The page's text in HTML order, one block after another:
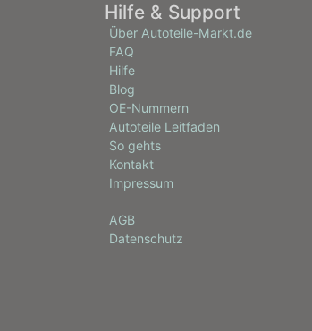
Hilfe & Support
Über Autoteile-Markt.de
FAQ
Hilfe
Blog
OE-Nummern
Autoteile Leitfaden
So gehts
Kontakt
Impressum
AGB
Datenschutz